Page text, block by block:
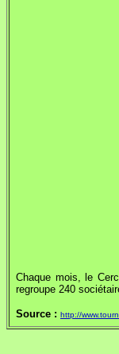
Chaque mois, le
regroupe 240
Source : http://